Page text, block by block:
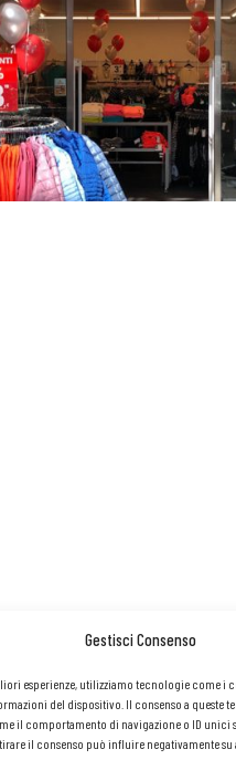
Gestisci Consenso
esperienze, utilizziamo tecnologie come i
del dispositivo. Il consenso a queste
il comportamento di navigazione o ID unici
il consenso può influire negativamente